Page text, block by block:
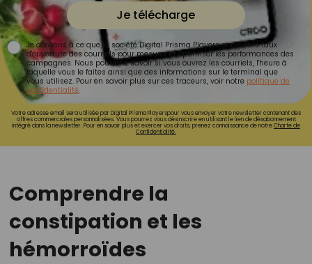
Je télécharge
Je consens à ce que la société Digital Prisma Players analyse le taux
d'ouverture des courriels pour mesurer et optimiser les performances des
campagnes. Nous pourrons savoir si vous ouvrez les courriels, l'heure à
laquelle vous le faites ainsi que des informations sur le terminal que
vous utilisez. Pour en savoir plus sur ces traceurs, voir notre politique de
confidentialité.
Votre adresse email sera utilisée par Digital Prisma Playerspour vous envoyer votre newsletter contenant des
offres commerciales personnalisées. Vous pourrez vous désinscrire en utilisant le lien de désabonnement
intégré dans la newsletter. Pour en savoir plus et exercer vos droits, prenez connaissance de notreCharte de
Confidentialité.
Comprendre la
constipation et les
hémorroïdes